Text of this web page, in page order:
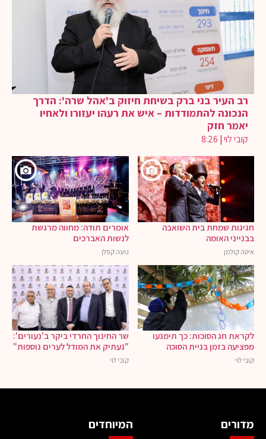
רב העיר בני ברק בשיחת חיזוק ב'אהל שרה': הדרך
הנכונה להתמודדות – איש את רעהו יעזורו ולאחיו
יאמר חזק
קובי לוי|
8:26
חגיגות שמחת בית השואבה
בבנייני האומה
איטה קולמן
אומרים תודה: מחווה מרגשת
לנשות האברכים
נועה קפלן
לקראת חג הסוכות: כך תימנעו
מפציעה בזמן בניית הסוכה
קובי לוי
שר החינוך החרדי ביקר ב'נעורים':
"נעתיק את המודל לערים נוספות"
קובי לוי
מדורים המיוחדים